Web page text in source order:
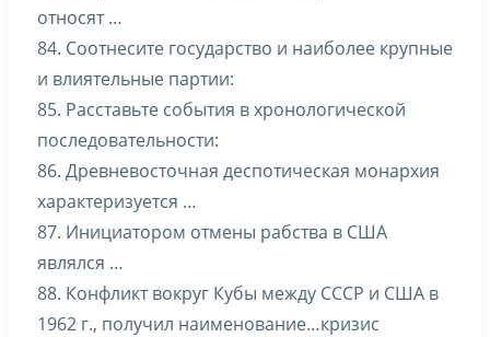
относят …
84. Соотнесите государство и наиболее крупные
и влиятельные партии:
85. Расставьте события в хронологической
последовательности:
86. Древневосточная деспотическая монархия
характеризуется …
87. Инициатором отмены рабства в США
являлся …
88. Конфликт вокруг Кубы между СССР и США в
1962 г., получил наименование…кризис